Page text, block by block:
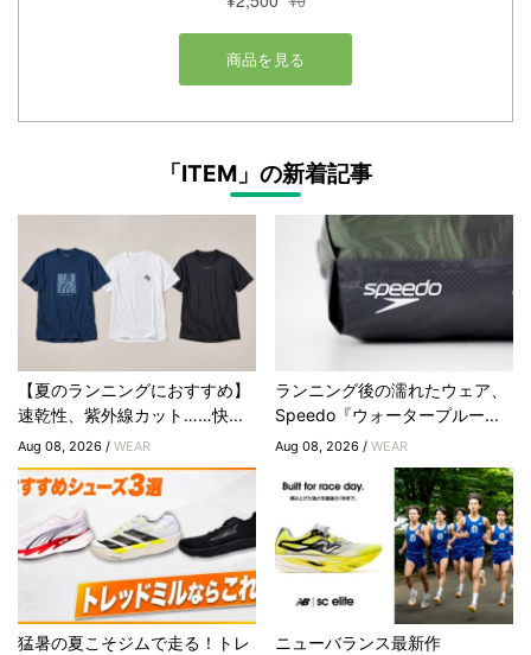
「ITEM」の新着記事
【夏のランニングにおすすめ】
速乾性、紫外線カット……快...
Aug 08, 2026 / WEAR
ランニング後の濡れたウェア、
Speedo『ウォータープルー...
Aug 08, 2026 /WEAR
猛暑の夏こそジムで走る！トレ
ニューバランス最新作